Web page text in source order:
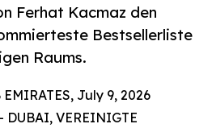
Ferhat Kacmaz den
Bestsellerliste
Raums.
July 9, 2026
DUBAI, VEREINIGTE